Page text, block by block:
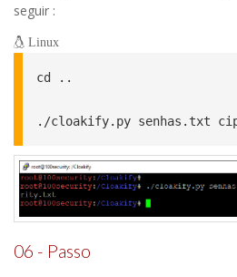
seguir :
Linux
cd ..
./cloakify.py senhas.txt
06 - Passo